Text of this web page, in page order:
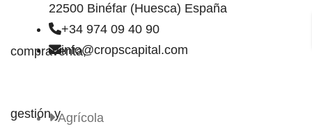
22500 Binéfar (Huesca) España
+34 974 09 40 90
info@cropscapital.com
Agrícola